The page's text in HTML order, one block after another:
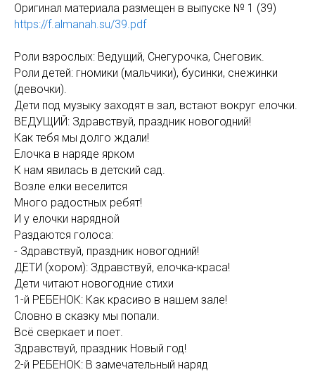
Оригинал материала размещен в выпуске № 1 (39)
https://f.almanah.su/39.pdf
Роли взрослых: Ведущий, Снегурочка, Снеговик.
Роли детей: гномики (мальчики), бусинки, снежинки
(девочки).
Дети под музыку заходят в зал, встают вокруг елочки.
ВЕДУЩИЙ: Здравствуй, праздник новогодний!
Как тебя мы долго ждали!
Елочка в наряде ярком
К нам явилась в детский сад.
Возле елки веселится
Много радостных ребят!
И у елочки нарядной
Раздаются голоса:
- Здравствуй, праздник новогодний!
ДЕТИ (хором): Здравствуй, елочка-краса!
Дети читают новогодние стихи
1-й РЕБЕНОК: Как красиво в нашем зале!
Словно в сказку мы попали.
Всё сверкает и поет.
Здравствуй, праздник Новый год!
2-й РЕБЕНОК: В замечательный наряд